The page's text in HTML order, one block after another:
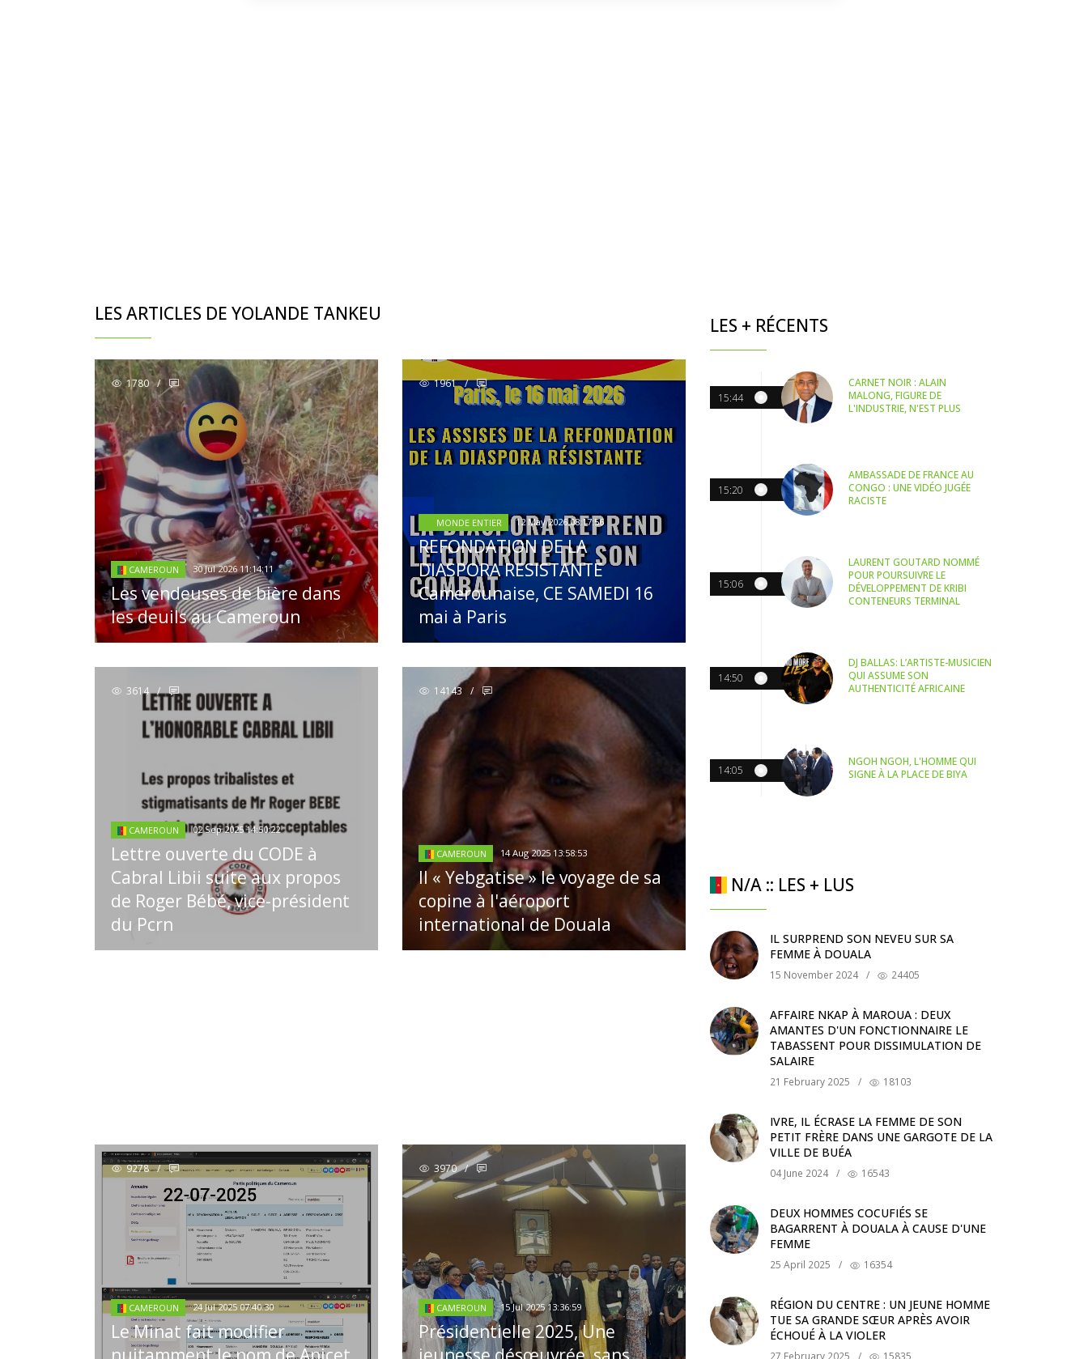
LES ARTICLES DE YOLANDE TANKEU
1780 /
CAMEROUN 30 Jul 2026 11:14:11
Les vendeuses de bière dans
les deuils au Cameroun
1961 /
MONDE ENTIER 12 May 2026 08:17:56
REFONDATION DE LA
DIASPORA RESISTANTE
Camerounaise, CE SAMEDI 16
mai à Paris
3614 /
CAMEROUN 02 Sep 2025 14:50:22
Lettre ouverte du CODE à
Cabral Libii suite aux propos
de Roger Bébé, vice-président
du Pcrn
14143 /
CAMEROUN 14 Aug 2025 13:58:53
Il « Yebgatise » le voyage de sa
copine à l'aéroport
international de Douala
9278 /
CAMEROUN 24 Jul 2025 07:40:30
Le Minat fait modifier
3970 /
CAMEROUN 15 Jul 2025 13:36:59
Présidentielle 2025, Une
LES + RÉCENTS
15:44
CARNET NOIR : ALAIN
MALONG, FIGURE DE
L'INDUSTRIE, N'EST PLUS
15:20
AMBASSADE DE FRANCE AU
CONGO : UNE VIDÉO JUGÉE
RACISTE
15:06
LAURENT GOUTARD NOMMÉ
POUR POURSUIVRE LE
DÉVELOPPEMENT DE KRIBI
CONTENEURS TERMINAL
14:50
DJ BALLAS: L’ARTISTE-MUSICIEN
QUI ASSUME SON
AUTHENTICITÉ AFRICAINE
14:05
NGOH NGOH, L'HOMME QUI
SIGNE À LA PLACE DE BIYA
N/A :: LES + LUS
IL SURPREND SON NEVEU SUR SA
FEMME À DOUALA
15 November 2024 / 24405
AFFAIRE NKAP À MAROUA : DEUX
AMANTES D'UN FONCTIONNAIRE LE
TABASSENT POUR DISSIMULATION DE
SALAIRE
21 February 2025 / 18103
IVRE, IL ÉCRASE LA FEMME DE SON
PETIT FRÈRE DANS UNE GARGOTE DE LA
VILLE DE BUÉA
04 June 2024 / 16543
DEUX HOMMES COCUFIÉS SE
BAGARRENT À DOUALA À CAUSE D'UNE
FEMME
25 April 2025 / 16354
RÉGION DU CENTRE : UN JEUNE HOMME
TUE SA GRANDE SŒUR APRÈS AVOIR
ÉCHOUÉ À LA VIOLER
27 February 2025 / 15835